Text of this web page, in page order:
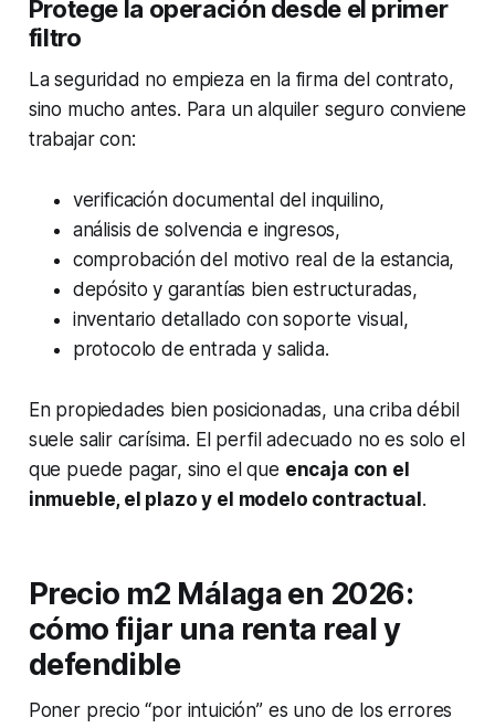
Protege la operación desde el primer
filtro
La seguridad no empieza en la firma del contrato,
sino mucho antes. Para un alquiler seguro conviene
trabajar con:
verificación documental del inquilino,
análisis de solvencia e ingresos,
comprobación del motivo real de la estancia,
depósito y garantías bien estructuradas,
inventario detallado con soporte visual,
protocolo de entrada y salida.
En propiedades bien posicionadas, una criba débil
suele salir carísima. El perfil adecuado no es solo el
que puede pagar, sino el que encaja con el
inmueble, el plazo y el modelo contractual .
Precio m2 Málaga en 2026:
cómo fijar una renta real y
defendible
Poner precio “por intuición” es uno de los errores